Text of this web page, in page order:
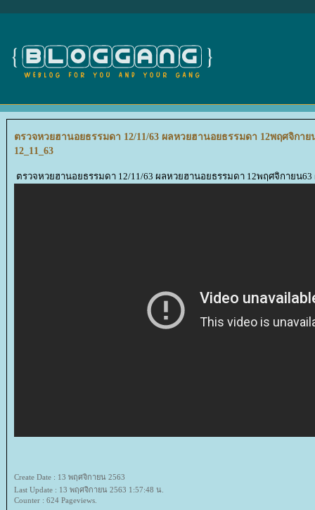
ตรวจหวยฮานอยธรรมดา 12/11/63 ผลหวยฮานอยธรรมดา 12พฤศจิกา
12_11_63
ตรวจหวยฮานอยธรรมดา 12/11/63 ผลหวยฮานอยธรรมดา 12พฤศจิกายน
Create Date : 13 พฤศจิกายน 2563
Last Update : 13 พฤศจิกายน 2563 1:57:48 น.
Counter : 624 Pageviews.